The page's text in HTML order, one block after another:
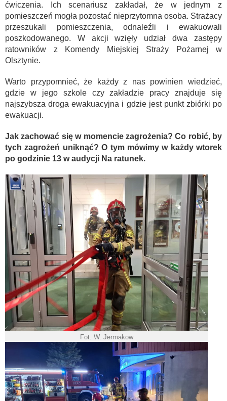
ćwiczenia. Ich scenariusz zakładał, że w jednym z
pomieszczeń mogła pozostać nieprzytomna osoba. Strażacy
przeszukali pomieszczenia, odnaleźli i ewakuowali
poszkodowanego. W akcji wzięły udział dwa zastępy
ratowników z Komendy Miejskiej Straży Pożarnej w
Olsztynie.
Warto przypomnieć, że każdy z nas powinien wiedzieć,
gdzie w jego szkole czy zakładzie pracy znajduje się
najszybsza droga ewakuacyjna i gdzie jest punkt zbiórki po
ewakuacji.
Jak zachować się w momencie zagrożenia? Co robić, by
tych zagrożeń uniknąć? O tym mówimy w każdy wtorek
po godzinie 13 w audycji Na ratunek.
Fot. W. Jermakow